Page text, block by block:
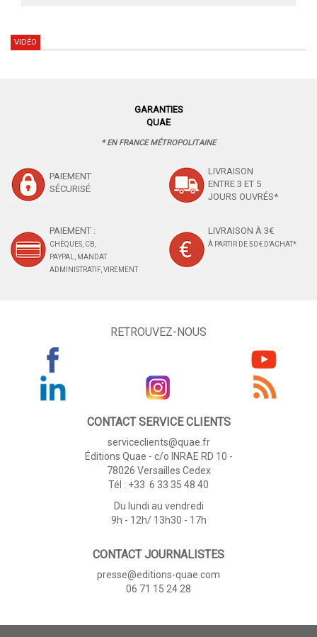
VIDÉO
GARANTIES
QUAE
* EN FRANCE MÉTROPOLITAINE
PAIEMENT
SÉCURISÉ
LIVRAISON
ENTRE 3 ET 5
JOURS OUVRÉS*
PAIEMENT :
CHÈQUES, CB,
PAYPAL, MANDAT
ADMINISTRATIF, VIREMENT
LIVRAISON À 3€
À PARTIR DE 50 € D'ACHAT*
RETROUVEZ-NOUS
CONTACT SERVICE CLIENTS
serviceclients@quae.fr
Éditions Quae - c/o INRAE RD 10 -
78026 Versailles Cedex
Tél : +33 6 33 35 48 40
Du lundi au vendredi
9h - 12h/ 13h30 - 17h
CONTACT JOURNALISTES
presse@editions-quae.com
06 71 15 24 28